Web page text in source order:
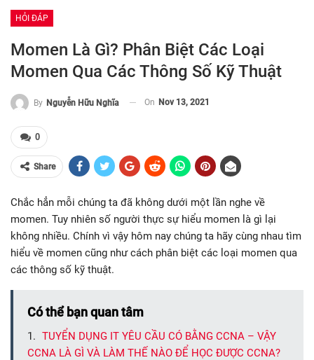
HỎI ĐÁP
Momen Là Gì? Phân Biệt Các Loại
Momen Qua Các Thông Số Kỹ Thuật
By Nguyễn Hữu Nghĩa On Nov 13, 2021
0
Share
Chắc hẳn mỗi chúng ta đã không dưới một lần nghe về
momen. Tuy nhiên số người thực sự hiểu momen là gì lại
không nhiều. Chính vì vậy hôm nay chúng ta hãy cùng nhau tìm
hiểu về momen cũng như cách phân biệt các loại momen qua
các thông số kỹ thuật.
Có thể bạn quan tâm
TUYỂN DỤNG IT YÊU CẦU CÓ BẰNG CCNA – VẬY
CCNA LÀ GÌ VÀ LÀM THẾ NÀO ĐỂ HỌC ĐƯỢC CCNA?